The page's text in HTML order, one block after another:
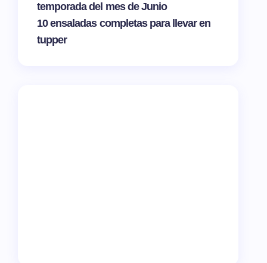
temporada del mes de Junio
10 ensaladas completas para llevar en
tupper